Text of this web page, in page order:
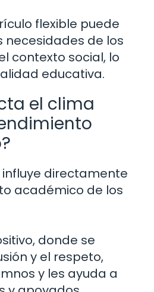
flexible puede
de los
contexto social, lo
educativa.
el clima
influye directamente
académico de los
donde se
y el respeto,
y les ayuda a